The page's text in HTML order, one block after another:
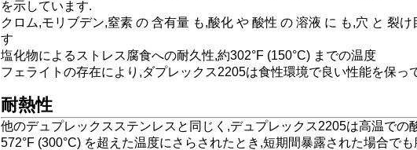
を示しています.
クロム,モリブデン,窒素 の 含有量 も,酸化 や 酸性 の 溶液 に も,穴 と 裂
す
塩化物によるストレス腐食への耐久性,約302°F (150°C) までの温度
フェライトの存在により,ダプレックス2205は食性環境で良い性能を保っ
耐熱性
他のデュプレックスステンレスと同じく,デュプレックス2205は高温での
572°F (300°C) を超えた温度にさらされたとき,短期間暴露された場合で